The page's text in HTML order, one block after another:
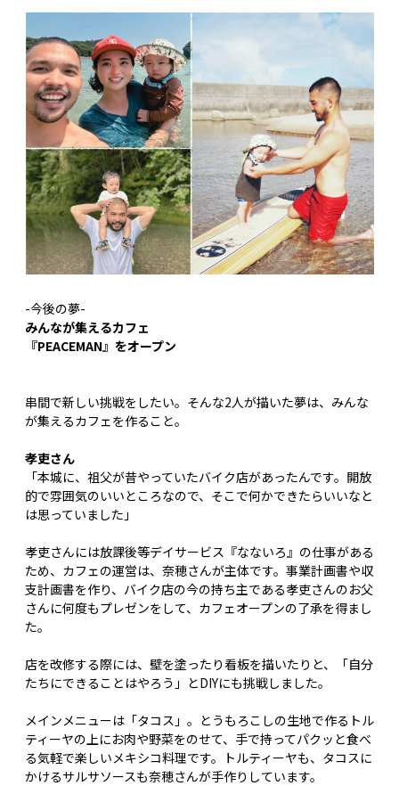
-今後の夢-
みんなが集えるカフェ
『PEACEMAN』をオープン
串間で新しい挑戦をしたい。そんな2人が描いた夢は、みんな
が集えるカフェを作ること。
孝吏さん
「本城に、祖父が昔やっていたバイク店があったんです。開放
的で雰囲気のいいところなので、そこで何かできたらいいなと
は思っていました」
孝吏さんには放課後等デイサービス『なないろ』の仕事がある
ため、カフェの運営は、奈穂さんが主体です。事業計画書や収
支計画書を作り、バイク店の今の持ち主である孝吏さんのお父
さんに何度もプレゼンをして、カフェオープンの了承を得まし
た。
店を改修する際には、壁を塗ったり看板を描いたりと、「自分
たちにできることはやろう」とDIYにも挑戦しました。
メインメニューは「タコス」。とうもろこしの生地で作るトル
ティーヤの上にお肉や野菜をのせて、手で持ってパクッと食べ
る気軽で楽しいメキシコ料理です。トルティーヤも、タコスに
かけるサルサソースも奈穂さんが手作りしています。